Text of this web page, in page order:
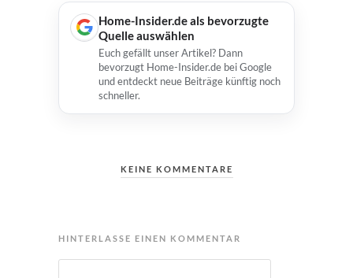
Home-Insider.de als bevorzugte
Quelle auswählen
Euch gefällt unser Artikel? Dann
bevorzugt Home-Insider.de bei Google
und entdeckt neue Beiträge künftig noch
schneller.
KEINE KOMMENTARE
HINTERLASSE EINEN KOMMENTAR